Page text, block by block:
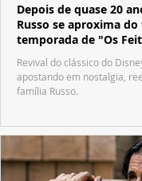
Depois de quase 20
Russo se aproxima
temporada de "Os
Waverly Place"
Revival do clássico do
apostando em nostalgia,
família Russo.